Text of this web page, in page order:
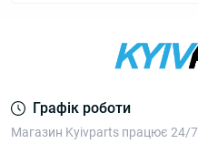
Графік роботи
Магазин Kyivparts працює 24/7